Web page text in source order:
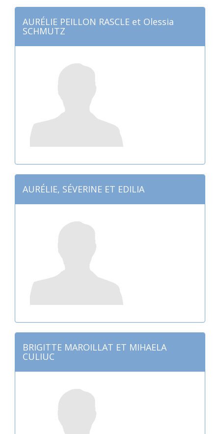
AURÉLIE PEILLON RASCLE et Olessia
SCHMUTZ
AURÉLIE, SÉVERINE ET EDILIA
BRIGITTE MAROILLAT ET MIHAELA
CULIUC